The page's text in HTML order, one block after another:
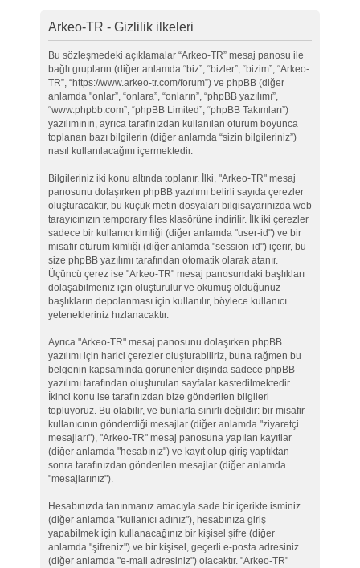
Arkeo-TR - Gizlilik ilkeleri
Bu sözleşmedeki açıklamalar “Arkeo-TR” mesaj panosu ile
bağlı grupların (diğer anlamda “biz”, “bizler”, “bizim”, “Arkeo-
TR”, “https://www.arkeo-tr.com/forum”) ve phpBB (diğer
anlamda "onlar”, “onlara”, “onların”, “phpBB yazılımı”,
“www.phpbb.com”, “phpBB Limited”, “phpBB Takımları”)
yazılımının, ayrıca tarafınızdan kullanılan oturum boyunca
toplanan bazı bilgilerin (diğer anlamda “sizin bilgileriniz”)
nasıl kullanılacağını içermektedir.
Bilgileriniz iki konu altında toplanır. İlki, "Arkeo-TR" mesaj
panosunu dolaşırken phpBB yazılımı belirli sayıda çerezler
oluşturacaktır, bu küçük metin dosyaları bilgisayarınızda web
tarayıcınızın temporary files klasörüne indirilir. İlk iki çerezler
sadece bir kullanıcı kimliği (diğer anlamda "user-id") ve bir
misafir oturum kimliği (diğer anlamda "session-id") içerir, bu
size phpBB yazılımı tarafından otomatik olarak atanır.
Üçüncü çerez ise "Arkeo-TR" mesaj panosundaki başlıkları
dolaşabilmeniz için oluşturulur ve okumuş olduğunuz
başlıkların depolanması için kullanılır, böylece kullanıcı
yetenekleriniz hızlanacaktır.
Ayrıca "Arkeo-TR" mesaj panosunu dolaşırken phpBB
yazılımı için harici çerezler oluşturabiliriz, buna rağmen bu
belgenin kapsamında görünenler dışında sadece phpBB
yazılımı tarafından oluşturulan sayfalar kastedilmektedir.
İkinci konu ise tarafınızdan bize gönderilen bilgileri
topluyoruz. Bu olabilir, ve bunlarla sınırlı değildir: bir misafir
kullanıcının gönderdiği mesajlar (diğer anlamda "ziyaretçi
mesajları"), "Arkeo-TR" mesaj panosuna yapılan kayıtlar
(diğer anlamda "hesabınız") ve kayıt olup giriş yaptıktan
sonra tarafınızdan gönderilen mesajlar (diğer anlamda
"mesajlarınız").
Hesabınızda tanınmanız amacıyla sade bir içerikte isminiz
(diğer anlamda "kullanıcı adınız"), hesabınıza giriş
yapabilmek için kullanacağınız bir kişisel şifre (diğer
anlamda "şifreniz") ve bir kişisel, geçerli e-posta adresiniz
(diğer anlamda "e-mail adresiniz") olacaktır. "Arkeo-TR"